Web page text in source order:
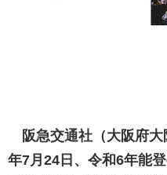
阪急交通社（大阪府大
年7月24日、令和6年能